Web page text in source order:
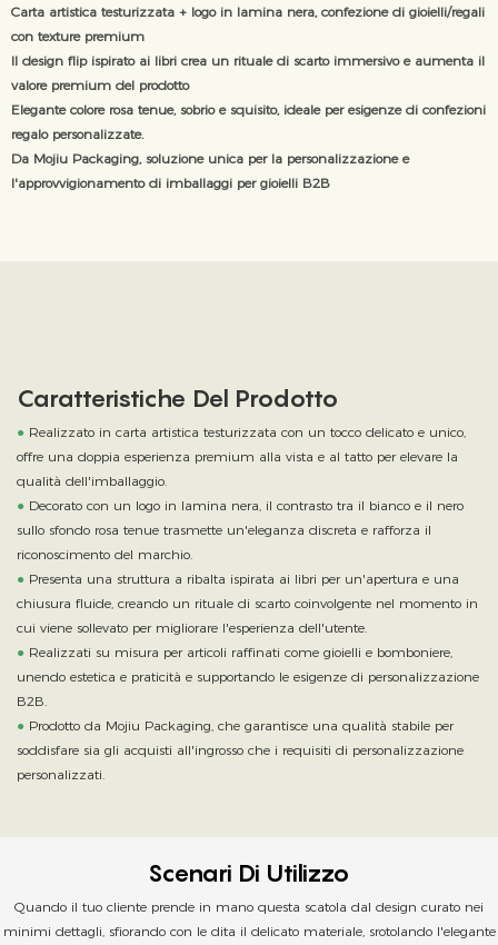
Carta artistica testurizzata + logo in lamina nera, confezione di gioielli/regali
con texture premium
Il design flip ispirato ai libri crea un rituale di scarto immersivo e aumenta il
valore premium del prodotto
Elegante colore rosa tenue, sobrio e squisito, ideale per esigenze di confezioni
regalo personalizzate.
Da Mojiu Packaging, soluzione unica per la personalizzazione e
l'approvvigionamento di imballaggi per gioielli B2B
Caratteristiche Del Prodotto
● Realizzato in carta artistica testurizzata con un tocco delicato e unico,
offre una doppia esperienza premium alla vista e al tatto per elevare la
qualità dell'imballaggio.
● Decorato con un logo in lamina nera, il contrasto tra il bianco e il nero
sullo sfondo rosa tenue trasmette un'eleganza discreta e rafforza il
riconoscimento del marchio.
● Presenta una struttura a ribalta ispirata ai libri per un'apertura e una
chiusura fluide, creando un rituale di scarto coinvolgente nel momento in
cui viene sollevato per migliorare l'esperienza dell'utente.
● Realizzati su misura per articoli raffinati come gioielli e bomboniere,
unendo estetica e praticità e supportando le esigenze di personalizzazione
B2B.
● Prodotto da Mojiu Packaging, che garantisce una qualità stabile per
soddisfare sia gli acquisti all'ingrosso che i requisiti di personalizzazione
personalizzati.
Scenari Di Utilizzo
Quando il tuo cliente prende in mano questa scatola dal design curato nei
minimi dettagli, sfiorando con le dita il delicato materiale, srotolando l'elegante